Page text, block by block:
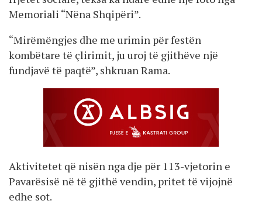
Memoriali “Nëna Shqipëri”.
“Mirëmëngjes dhe me urimin për festën
kombëtare të çlirimit, ju uroj të gjithëve një
fundjavë të paqtë”, shkruan Rama.
Aktivitetet që nisën nga dje për 113-vjetorin e
Pavarësisë në të gjithë vendin, pritet të vijojnë
edhe sot.